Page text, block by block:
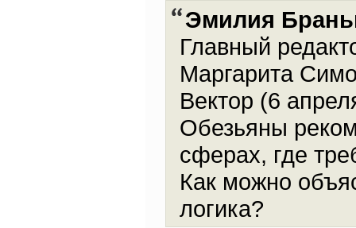
Эмилия
Главный
Маргарита
Вектор (6
Обезьяны
сферах, где
Как можно
логика?